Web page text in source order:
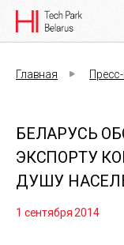
Главная
БЕЛАРУСЬ
ЭКСПОРТУ
ДУШУ
1 сентября 2014